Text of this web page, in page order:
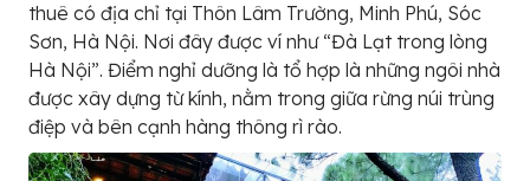
thuê có địa chỉ tại Thôn Lâm Trường, Minh Phú, Sóc
Sơn, Hà Nội. Nơi đây được ví như “Đà Lạt trong lòng
Hà Nội”. Điểm nghỉ dưỡng là tổ hợp là những ngôi nhà
được xây dựng từ kính, nằm trong giữa rừng núi trùng
điệp và bên cạnh hàng thông rì rào.